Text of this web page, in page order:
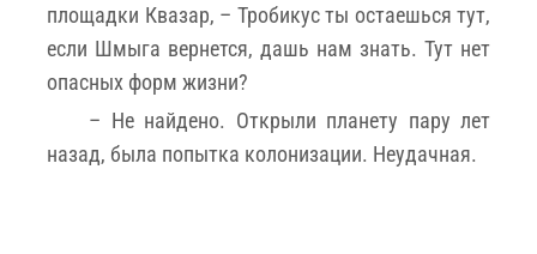
площадки Квазар, – Тробикус ты остаешься тут,
если Шмыга вернется, дашь нам знать. Тут нет
опасных форм жизни?
– Не найдено. Открыли планету пару лет
назад, была попытка колонизации. Неудачная.